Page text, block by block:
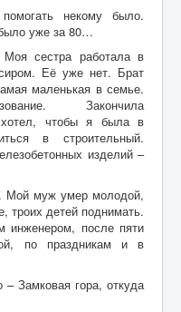
некому было.
уже за 80…
сестра работала в
Её уже нет. Брат
маленькая в семье.
Закончила
хотел, чтобы я была в
в строительный.
изделий –
Мой муж умер молодой,
троих детей поднимать.
инженером, после пяти
по праздникам и в
Замковая гора, откуда